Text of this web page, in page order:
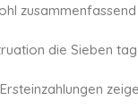
zusammenfassend
die Sieben